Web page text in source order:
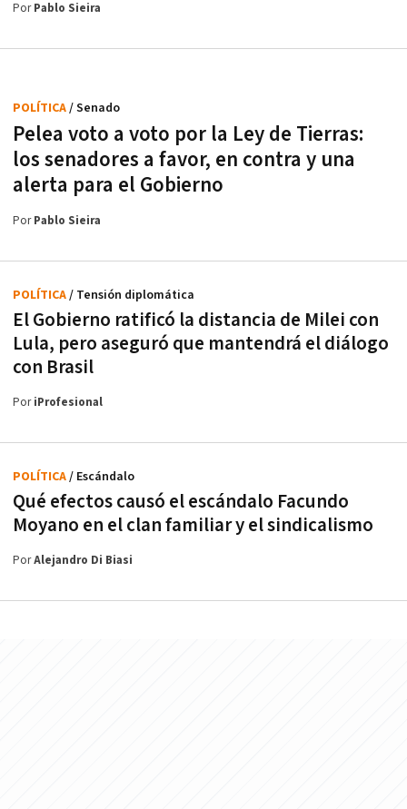
PorPablo Sieira
Pelea voto a voto por la Ley de Tierras:
los senadores a favor, en contra y una
alerta para el Gobierno
POLÍTICA/ Senado
PorPablo Sieira
El Gobierno ratificó la distancia de Milei con
Lula, pero aseguró que mantendrá el diálogo
con Brasil
POLÍTICA/ Tensión diplomática
PoriProfesional
Qué efectos causó el escándalo Facundo
Moyano en el clan familiar y el sindicalismo
POLÍTICA/ Escándalo
PorAlejandro Di Biasi